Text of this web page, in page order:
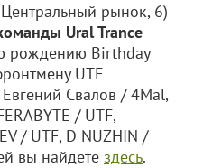
рынок, 6)
Ural Trance
рождению Birthday
UTF
Свалов / 4Mal,
/ UTF,
/ UTF, D NUZHIN /
вы найдете здесь.